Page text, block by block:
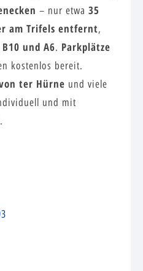
– nur etwa 35
am Trifels entfernt,
B10 und A6. Parkplätze
kostenlos bereit.
ter Hürne und viele
und mit